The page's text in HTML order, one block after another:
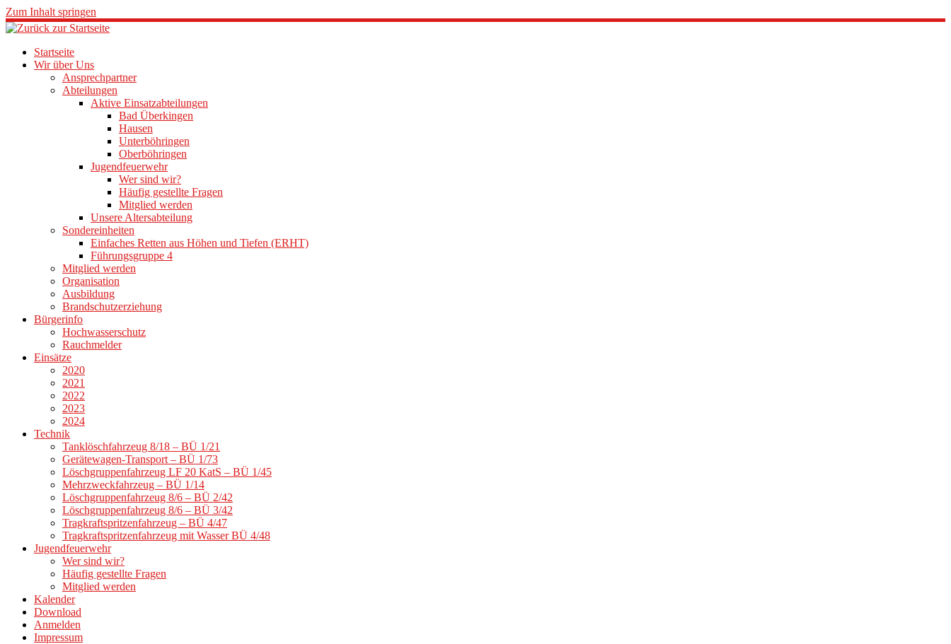
Zum Inhalt springen
Startseite
Wir über Uns
Ansprechpartner
Abteilungen
Aktive Einsatzabteilungen
Bad Überkingen
Hausen
Unterböhringen
Oberböhringen
Jugendfeuerwehr
Wer sind wir?
Häufig gestellte Fragen
Mitglied werden
Unsere Altersabteilung
Sondereinheiten
Einfaches Retten aus Höhen und Tiefen (ERHT)
Führungsgruppe 4
Mitglied werden
Organisation
Ausbildung
Brandschutzerziehung
Bürgerinfo
Hochwasserschutz
Rauchmelder
Einsätze
2020
2021
2022
2023
2024
Technik
Tanklöschfahrzeug 8/18 – BÜ 1/21
Gerätewagen-Transport – BÜ 1/73
Löschgruppenfahrzeug LF 20 KatS – BÜ 1/45
Mehrzweckfahrzeug – BÜ 1/14
Löschgruppenfahrzeug 8/6 – BÜ 2/42
Löschgruppenfahrzeug 8/6 – BÜ 3/42
Tragkraftspritzenfahrzeug – BÜ 4/47
Tragkraftspritzenfahrzeug mit Wasser BÜ 4/48
Jugendfeuerwehr
Wer sind wir?
Häufig gestellte Fragen
Mitglied werden
Kalender
Download
Anmelden
Impressum